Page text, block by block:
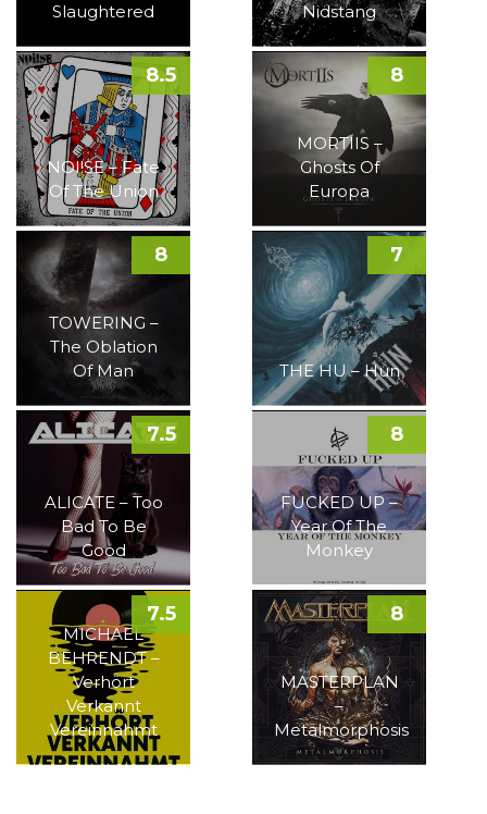
Slaughtered
Nidstang
NOI!SE – Fate
Of The Union
8.5
MORTIIS –
Ghosts Of
Europa
8
TOWERING –
The Oblation
Of Man
8
THE HU – Hun
7
ALICATE – Too
Bad To Be
Good
7.5
FUCKED UP –
Year Of The
Monkey
8
MICHAEL
BEHRENDT –
Verhört
Verkannt
Vereinnahmt
7.5
MASTERPLAN
–
Metalmorphosis
8